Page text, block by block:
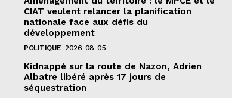
CIAT veulent relancer la planification
nationale face aux défis du
développement
POLITIQUE 2026-08-05
Kidnappé sur la route de Nazon, Adrien
Albatre libéré après 17 jours de
séquestration